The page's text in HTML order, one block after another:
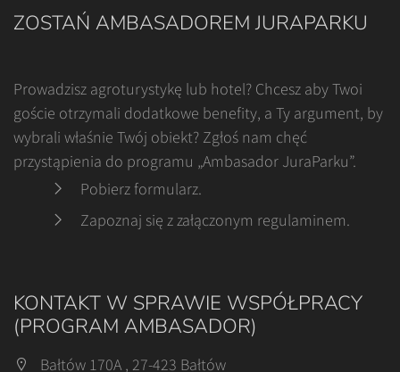
ZOSTAŃ AMBASADOREM JURAPARKU
Prowadzisz agroturystykę lub hotel? Chcesz aby Twoi
goście otrzymali dodatkowe benefity, a Ty argument, by
wybrali właśnie Twój obiekt? Zgłoś nam chęć
przystąpienia do programu „Ambasador JuraParku”.
Pobierz formularz
Zapoznaj się z załączonym regulaminem
KONTAKT W SPRAWIE WSPÓŁPRACY
(PROGRAM AMBASADOR)
Bałtów 170A , 27-423 Bałtów